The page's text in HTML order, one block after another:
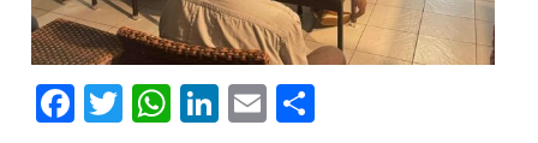
Facebook
Twitter
WhatsApp
LinkedIn
Email